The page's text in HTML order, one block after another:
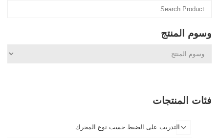
وسوم المنتج
فئات المنتجات
التدريب على الضبط حسب نوع المحرك